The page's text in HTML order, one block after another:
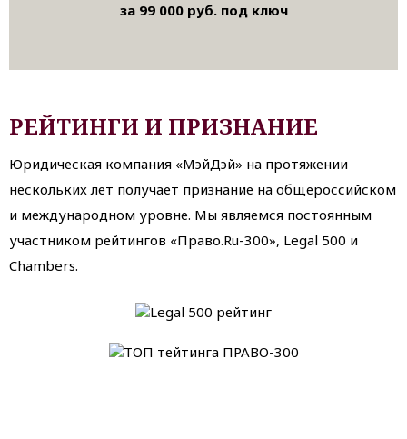
за 99 000 руб. под ключ
РЕЙТИНГИ И ПРИЗНАНИЕ
Юридическая компания «МэйДэй» на протяжении
нескольких лет получает признание на общероссийском
и международном уровне. Мы являемся постоянным
участником рейтингов «Право.Ru-300», Legal 500 и
Chambers.